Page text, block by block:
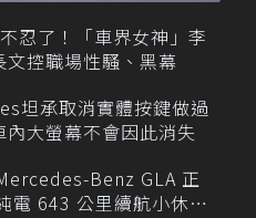
忍了！「車界女神」李
文控職場性騷、黑幕
坦承取消實體按鍵做過
大螢幕不會因此消失
Benz GLA 正
電 643 公里續航小休